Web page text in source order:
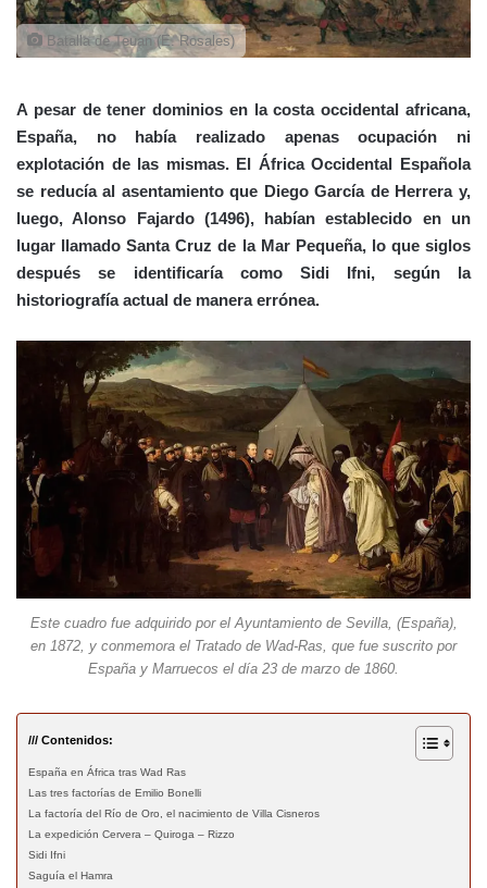
Batalla de Teuan (E. Rosales)
A pesar de tener dominios en la costa occidental africana,
España, no había realizado apenas ocupación ni
explotación de las mismas. El África Occidental Española
se reducíaal asentamiento que Diego García de Herrera y,
luego, Alonso Fajardo (1496), habían establecido en un
lugar llamado Santa Cruz de la Mar Pequeña, lo que siglos
después se identificaría como Sidi Ifni, según la
historiografía actual de manera errónea.
Este cuadro fue adquirido por el Ayuntamiento de Sevilla, (España),
en 1872, y conmemora el Tratado de Wad-Ras, que fue suscrito por
España y Marruecos el día 23 de marzo de 1860.
/// Contenidos:
España en África tras Wad Ras
Las tres factorías de Emilio Bonelli
La factoría del Río de Oro, el nacimiento de Villa Cisneros
La expedición Cervera – Quiroga – Rizzo
Sidi Ifni
Saguía el Hamra